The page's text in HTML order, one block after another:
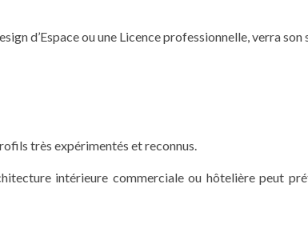
d’Espace ou une Licence professionnelle, verra
très expérimentés et reconnus.
intérieure commerciale ou hôtelière peut